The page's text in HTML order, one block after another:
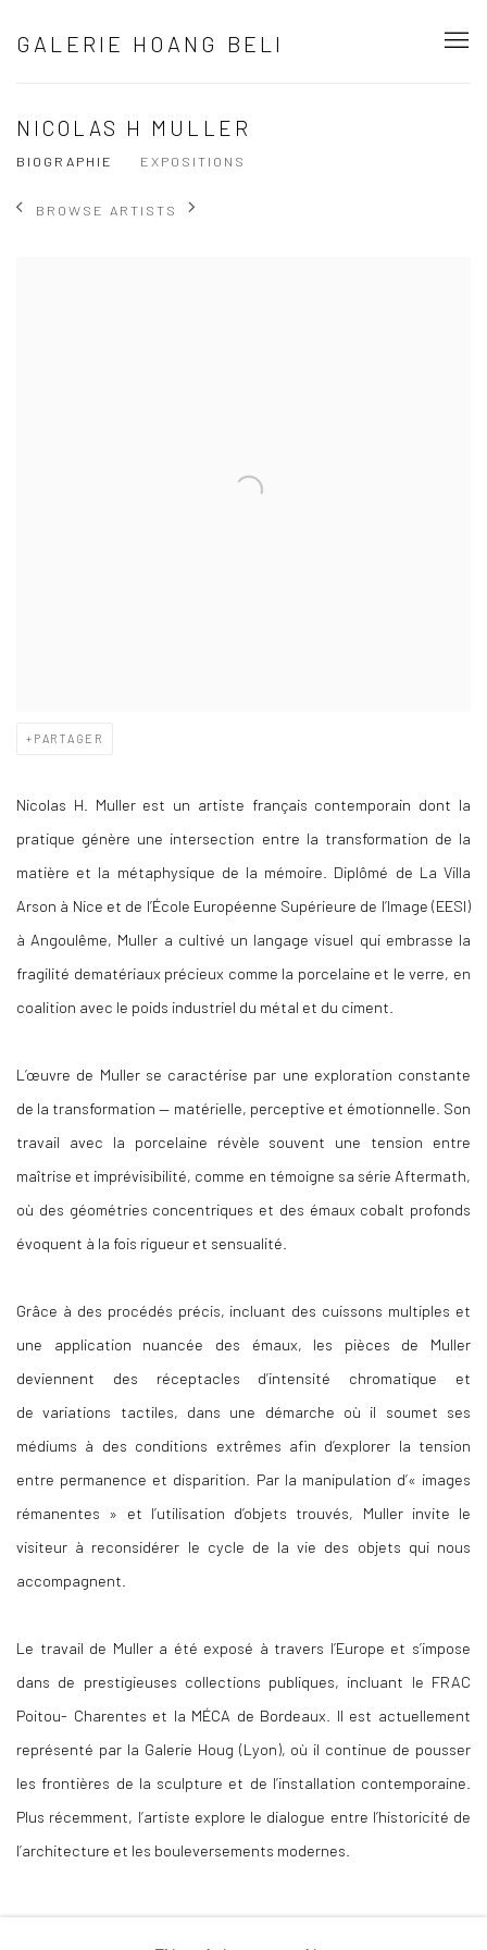
GALERIE HOANG BELI
NICOLAS H MULLER
BIOGRAPHIE EXPOSITIONS
BROWSE ARTISTS
PARTAGER
Nicolas H. Muller est un artiste français contemporain dont la
pratique génère une intersection entre la transformation de la
matière et la métaphysique de la mémoire. Diplômé de La Villa
Arson à Nice et de l’École Européenne Supérieure de l’Image (EESI)
à Angoulême, Muller a cultivé un langage visuel qui embrasse la
fragilité dematériaux précieux comme la porcelaine et le verre, en
coalition avec le poids industriel du métal et du ciment.
L’œuvre de Muller se caractérise par une exploration constante
de la transformation — matérielle, perceptive et émotionnelle. Son
travail avec la porcelaine révèle souvent une tension entre
maîtrise et imprévisibilité, comme en témoigne sa série Aftermath,
où des géométries concentriques et des émaux cobalt profonds
évoquent à la fois rigueur et sensualité.
Grâce à des procédés précis, incluant des cuissons multiples et
une application nuancée des émaux, les pièces de Muller
deviennent des réceptacles d’intensité chromatique et
devariations tactiles, dans une démarche où il soumet ses
médiums à des conditions extrêmes afin d’explorer la tension
entre permanence et disparition. Par la manipulation d’« images
rémanentes » et l’utilisation d’objets trouvés, Muller invite le
visiteur à reconsidérer le cycle de la vie des objets qui nous
accompagnent.
Le travail de Muller a été exposé à travers l’Europe et s’impose
dans de prestigieuses collections publiques, incluant le FRAC
Poitou- Charentes et la MÉCA de Bordeaux. Il est actuellement
représenté par la Galerie Houg (Lyon), où il continue de pousser
les frontières de la sculpture et de l’installation contemporaine.
Plus récemment, l’artiste explore le dialogue entre l’historicité de
l’architecture et les bouleversements modernes.